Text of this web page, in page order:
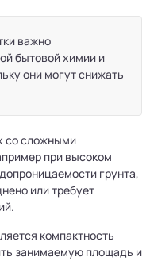
важно
бытовой химии и
они могут снижать
со сложными
при высоком
грунта,
или требует
компактность
занимаемую площадь и